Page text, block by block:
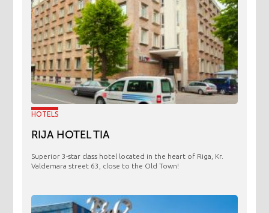
HOTELS
RIJA HOTEL TIA
Superior 3-star class hotel located in the heart of Riga, Kr.
Valdemara street 63, close to the Old Town!